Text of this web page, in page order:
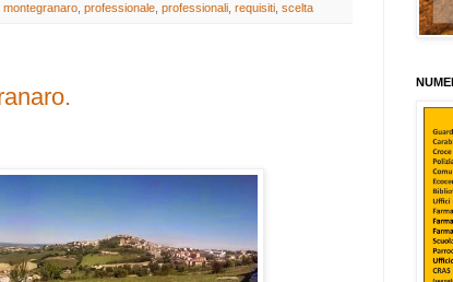
montegranaro professionale professionali requisiti scelta